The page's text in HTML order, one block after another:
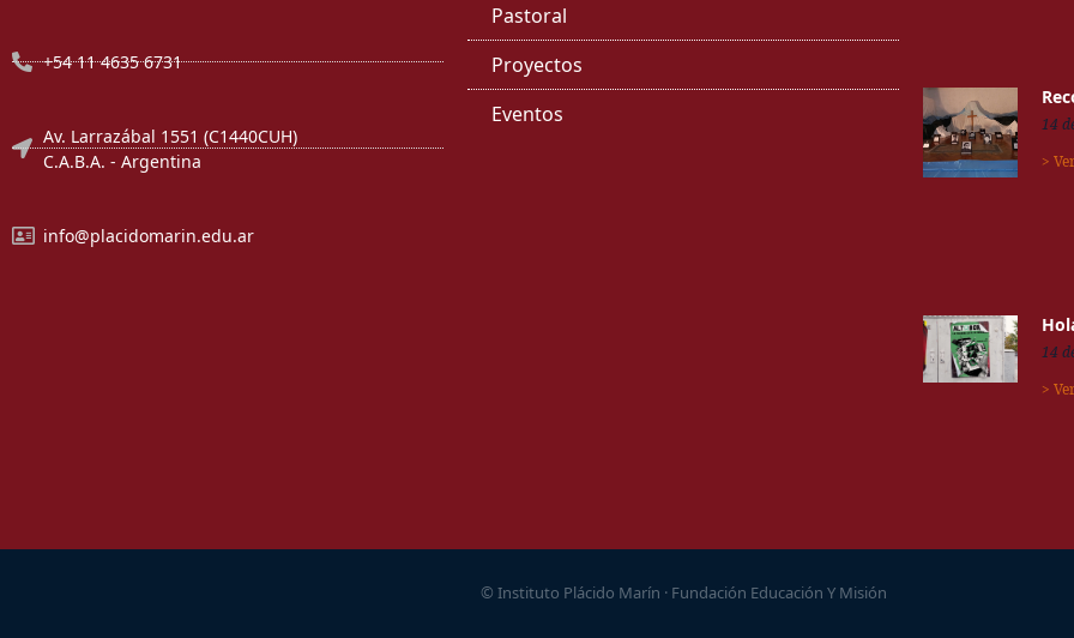
+54 11 4635 6731
Av. Larrazábal 1551 (C1440CUH)
C.A.B.A. - Argentina
info@placidomarin.edu.ar
Pastoral
Proyectos
Eventos
14
>
14
>
© Instituto Plácido Marín · Fundación Educación Y Misión